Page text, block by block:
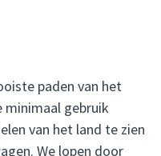
paden van het
minimaal gebruik
van het land te zien
We lopen door